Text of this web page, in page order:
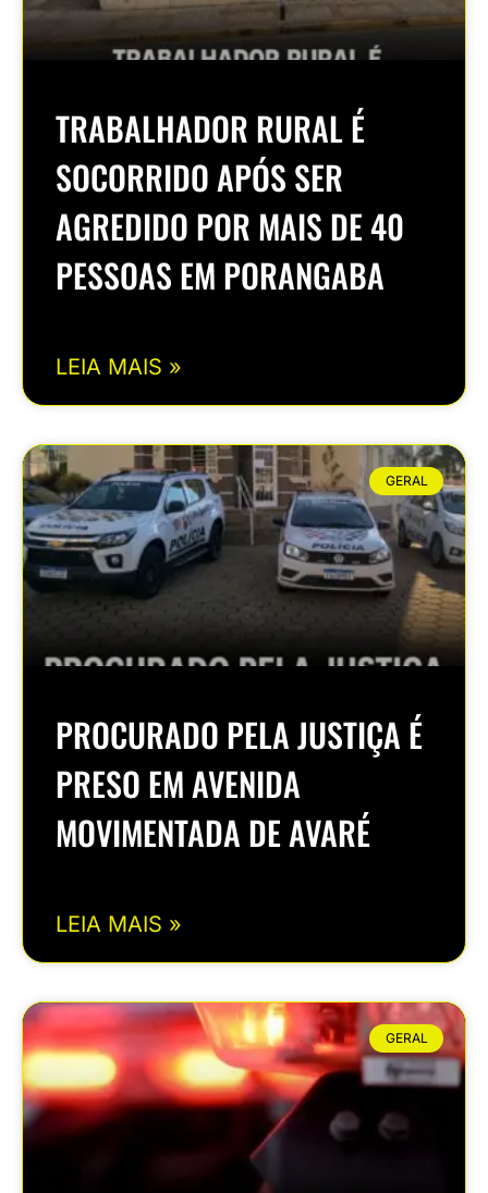
TRABALHADOR RURAL É
SOCORRIDO APÓS SER
AGREDIDO POR MAIS DE 40
PESSOAS EM PORANGABA
LEIA MAIS »
GERAL
PROCURADO PELA JUSTIÇA É
PRESO EM AVENIDA
MOVIMENTADA DE AVARÉ
LEIA MAIS »
GERAL